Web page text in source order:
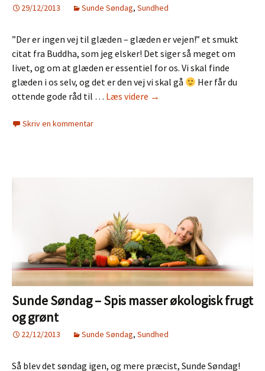
29/12/2013 Sunde Søndag, Sundhed
”Der er ingen vej til glæden – glæden er vejen!” et smukt
citat fra Buddha, som jeg elsker! Det siger så meget om
livet, og om at glæden er essentiel for os. Vi skal finde
glæden i os selv, og det er den vej vi skal gå
Her får du
ottende gode råd til … Læs videre Sunde
→
Skriv en kommentar
Sunde Søndag – Spis masser økologisk frugt
og grønt
22/12/2013 Sunde Søndag, Sundhed
Så blev det søndag igen, og mere præcist, Sunde Søndag!